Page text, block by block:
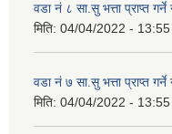
वडा नं ८ सा.सु भत्ता प्राप्त
मिति: 04/04/2022 - 13:55
वडा नं ७ सा.सु भत्ता प्राप्त
मिति: 04/04/2022 - 13:55